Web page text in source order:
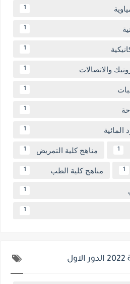
1
1
1
والاتصالات 1
1
1
1
1 مناهج كلية التمريض 1
1 مناهج كلية الطب 1
1
1